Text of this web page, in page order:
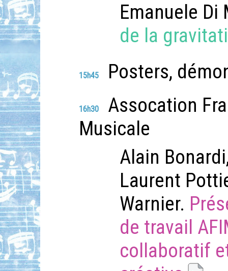
Emanuele
de la
15h45 Posters,
16h30
Assocation
Musicale
Alain
Laurent
Warnier.
de travail
collaboratif